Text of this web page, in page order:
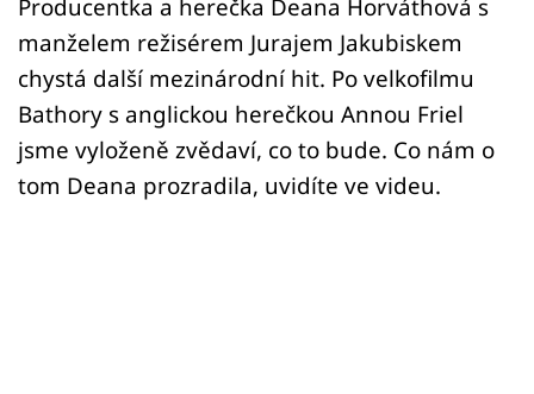
Sledujte nás
Producentka a herečka Deana Horváthová s
manželem režisérem Jurajem Jakubiskem
chystá další mezinárodní hit. Po velkofilmu
Bathory s anglickou herečkou Annou Friel
jsme vyloženě zvědaví, co to bude. Co nám o
tom Deana prozradila, uvidíte ve videu.